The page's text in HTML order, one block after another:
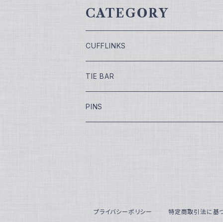
CATEGORY
CUFFLINKS
￥7,700
￥9,900
TIE BAR
￥4,400
PINS
プライバシーポリシー 特定商取引法に基